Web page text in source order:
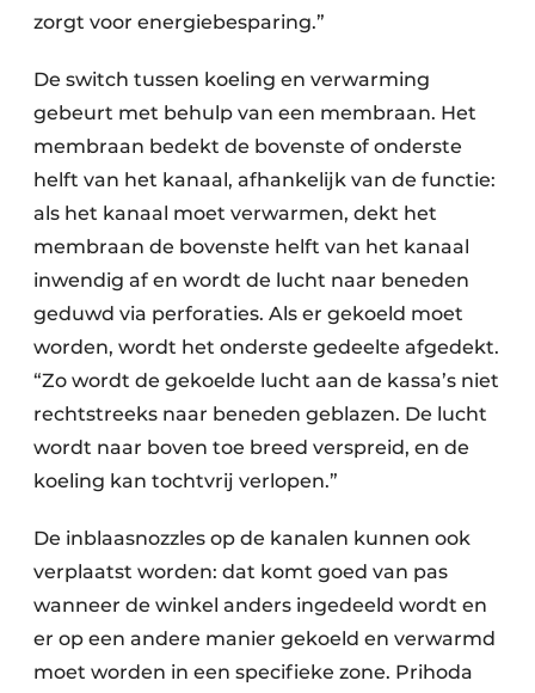
zorgt voor energiebesparing.”
De switch tussen koeling en verwarming
gebeurt met behulp van een membraan. Het
membraan bedekt de bovenste of onderste
helft van het kanaal, afhankelijk van de functie:
als het kanaal moet verwarmen, dekt het
membraan de bovenste helft van het kanaal
inwendig af en wordt de lucht naar beneden
geduwd via perforaties. Als er gekoeld moet
worden, wordt het onderste gedeelte afgedekt.
“Zo wordt de gekoelde lucht aan de kassa’s niet
rechtstreeks naar beneden geblazen. De lucht
wordt naar boven toe breed verspreid, en de
koeling kan tochtvrij verlopen.”
De inblaasnozzles op de kanalen kunnen ook
verplaatst worden: dat komt goed van pas
wanneer de winkel anders ingedeeld wordt en
er op een andere manier gekoeld en verwarmd
moet worden in een specifieke zone. Prihoda